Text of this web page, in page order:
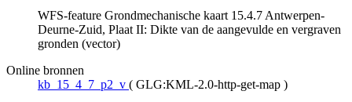
WFS-feature Grondmechanische kaart 15.4.7 Antwerpen-
Deurne-Zuid, Plaat II: Dikte van de aangevulde en vergraven
gronden (vector)
Online bronnen
kb_15_4_7_p2_v ( GLG:KML-2.0-http-get-map )